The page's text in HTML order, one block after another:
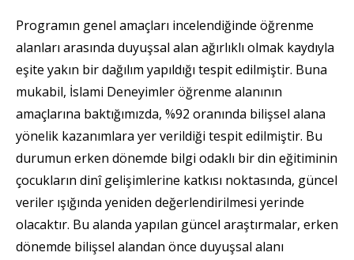
Programın genel amaçları incelendiğinde öğrenme
alanları arasında duyuşsal alan ağırlıklı olmak kaydıyla
eşite yakın bir dağılım yapıldığı tespit edilmiştir. Buna
mukabil, İslami Deneyimler öğrenme alanının
amaçlarına baktığımızda, %92 oranında bilişsel alana
yönelik kazanımlara yer verildiği tespit edilmiştir. Bu
durumun erken dönemde bilgi odaklı bir din eğitiminin
çocukların dinî gelişimlerine katkısı noktasında, güncel
veriler ışığında yeniden değerlendirilmesi yerinde
olacaktır. Bu alanda yapılan güncel araştırmalar, erken
dönemde bilişsel alandan önce duyuşsal alanı